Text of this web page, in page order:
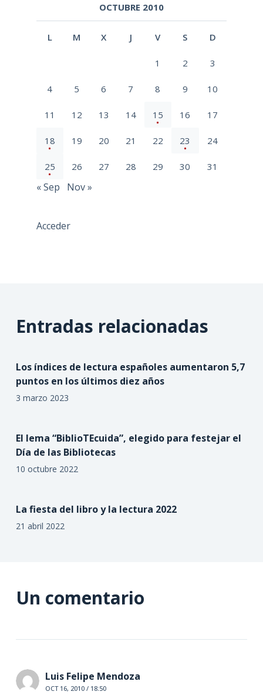
OCTUBRE 2010
L M X J V S D
1 2 3
4 5 6 7 8 9 10
11 12 13 14 15 16 17
18 19 20 21 22 23 24
25 26 27 28 29 30 31
« Sep Nov »
Acceder
Entradas relacionadas
Los índices de lectura españoles aumentaron 5,7
puntos en los últimos diez años
3 marzo 2023
El lema “BiblioTEcuida”, elegido para festejar el
Día de las Bibliotecas
10 octubre 2022
La fiesta del libro y la lectura 2022
21 abril 2022
Un comentario
Luis Felipe Mendoza
OCT 16, 2010 / 18:50